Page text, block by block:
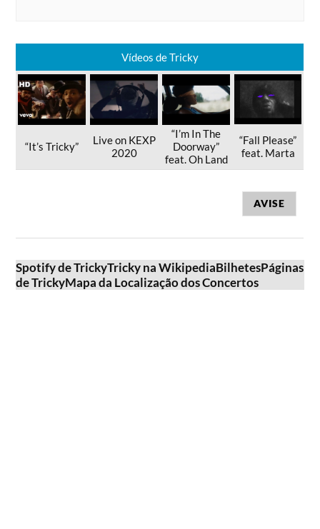
Vídeos de Tricky
“It’s Tricky”
Live on KEXP
2020
“I’m In The
Doorway”
feat. Oh Land
“Fall Please”
feat. Marta
AVISE
Spotify de TrickyTricky na WikipediaBilhetesPáginas
de TrickyMapa da Localização dos Concertos